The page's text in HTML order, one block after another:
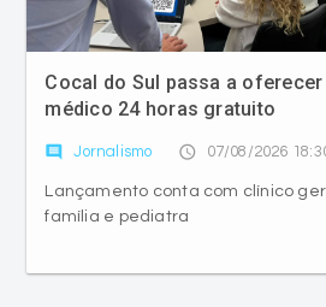
Cocal do Sul passa a
médico 24 horas gratuito
comment Jornalismo access_time 07/08/2026
Lançamento conta com clínico
família e pediatra